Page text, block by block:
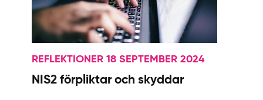
REFLEKTIONER 18 SEPTEMBER 2024
NIS2 förpliktar och skyddar